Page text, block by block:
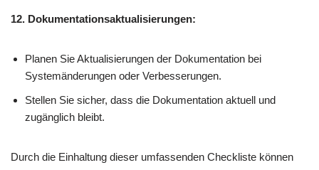
12. Dokumentationsaktualisierungen:
Planen Sie Aktualisierungen der Dokumentation bei
Systemänderungen oder Verbesserungen.
Stellen Sie sicher, dass die Dokumentation aktuell und
zugänglich bleibt.
Durch die Einhaltung dieser umfassenden Checkliste können